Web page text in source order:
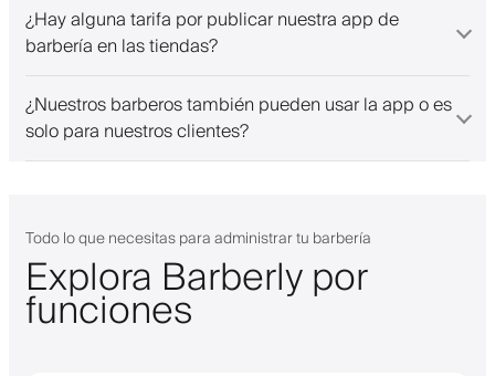
¿Hay alguna tarifa por publicar nuestra app de
barbería en las tiendas?
¿Nuestros barberos también pueden usar la app o es
solo para nuestros clientes?
Todo lo que necesitas para administrar tu barbería
Explora Barberly por
funciones